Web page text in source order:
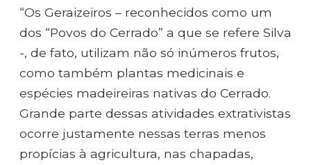
“Os Geraizeiros – reconhecidos como um
dos “Povos do Cerrado” a que se refere Silva
-, de fato, utilizam não só inúmeros frutos,
como também plantas medicinais e
espécies madeireiras nativas do Cerrado.
Grande parte dessas atividades extrativistas
ocorre justamente nessas terras menos
propícias à agricultura, nas chapadas,